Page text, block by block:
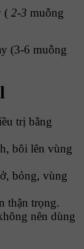
( 2-3 muỗng
(3-6 muỗng
trị bằng
bôi lên vùng
bỏng, vùng
thận trọng.
nên dùng